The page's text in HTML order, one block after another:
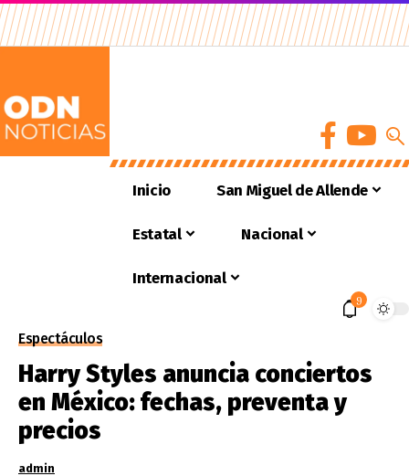
Inicio San Miguel de Allende
Estatal Nacional
Internacional
9
Espectáculos
Harry Styles anuncia conciertos
en México: fechas, preventa y
precios
admin